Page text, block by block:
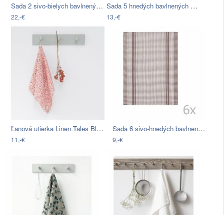
Sada 2 sivo-bielych bavlnených utierok…
22,-€
Sada 5 hnedých bavlnených utierok…
13,-€
Ľanová utierka Linen Tales Blossom…
11,-€
Sada 6 sivo-hnedých bavlnených utierok…
9,-€